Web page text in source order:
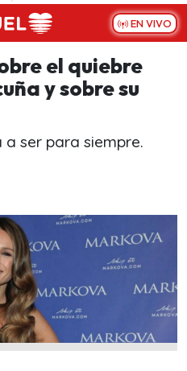
EN VIVO
el quiebre
y sobre su
ser para siempre.